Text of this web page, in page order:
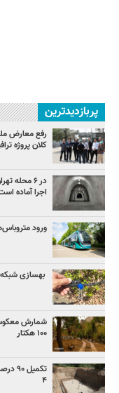
پربازدیدترین
رفع معارض
کلان پروژه‌
در ۶
اجرا آماده
ورود متروباس‌ها و
بهسازی شبکه
شمارش
۱۰۰ هکتار
۴